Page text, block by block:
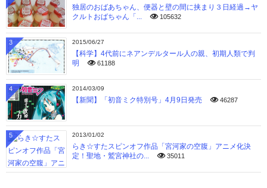
独居のおばあちゃん、便器と壁の間に挟まり３日経過→ヤ
クルトおばちゃん「...
105632
2015/06/27
【科学】4代前にネアンデルタール人の親、初期人類で判
明
61188
3
2014/03/09
【新聞】「初音ミク特別号」4月9日発売 46287
4
2013/01/02
らき☆すたスピンオフ作品「宮河家の空腹」アニメ化決
定！聖地・鷲宮神社の...
35011
5